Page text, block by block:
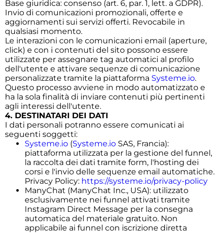
Base giuridica: consenso (art. 6, par. 1, lett. a GDPR).
Invio di comunicazioni promozionali, offerte e
aggiornamenti sui servizi offerti. Revocabile in
qualsiasi momento.
Le interazioni con le comunicazioni email (aperture,
click) e con i contenuti del sito possono essere
utilizzate per assegnare tag automatici al profilo
dell'utente e attivare sequenze di comunicazione
personalizzate tramite la piattaforma Systeme.io.
Questo processo avviene in modo automatizzato e
ha la sola finalità di inviare contenuti più pertinenti
agli interessi dell'utente.
4. DESTINATARI DEI DATI
I dati personali potranno essere comunicati ai
seguenti soggetti:
Systeme.io (Systeme.io SAS, Francia):
piattaforma utilizzata per la gestione del funnel,
la raccolta dei dati tramite form, l'hosting dei
corsi e l'invio delle sequenze email automatiche.
Privacy Policy: https://systeme.io/privacy-policy
ManyChat (ManyChat Inc., USA): utilizzato
esclusivamente nei funnel attivati tramite
Instagram Direct Message per la consegna
automatica del materiale gratuito. Non
applicabile ai funnel con iscrizione diretta